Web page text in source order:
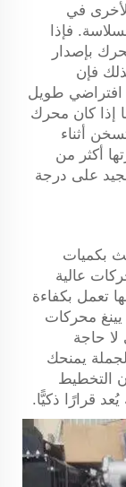
في
فإذا
بإصدار
فإن
افتراضي طويل
إذا كان محرك
أثناء
أكثر من
على درجة
بكميات
عالية
تعمل بكفاءة
محركات
لا حاجة
يمنحك
التخطيط
قرارًا ذكيًّا.